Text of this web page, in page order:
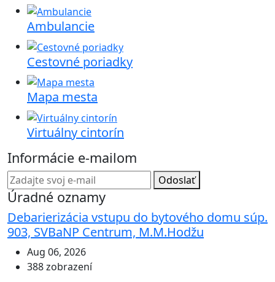
Ambulancie
Cestovné poriadky
Mapa mesta
Virtuálny cintorín
Informácie e-mailom
Odoslať
Úradné oznamy
Debarierizácia vstupu do bytového domu súp.
903, SVBaNP Centrum, M.M.Hodžu
Aug 06, 2026
388 zobrazení